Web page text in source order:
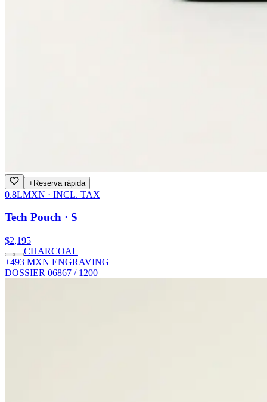
+Reserva rápida
0.8LMXN · INCL. TAX
Tech Pouch · S
$2,195
CHARCOAL
+493 MXN ENGRAVING
DOSSIER 06867 / 1200